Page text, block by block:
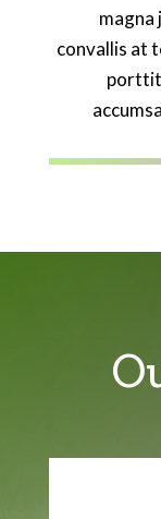
magna
convallis at